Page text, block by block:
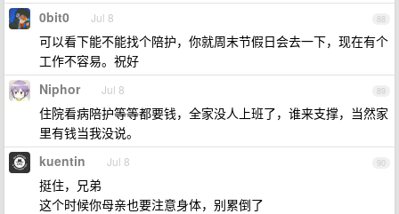
88
0bit0 Jul 8
可以看下能不能找个陪护，你就周末节假日会去一下，现在有个
工作不容易。祝好
89
Niphor Jul 8
住院看病陪护等等都要钱，全家没人上班了，谁来支撑，当然家
里有钱当我没说。
90
kuentin Jul 8
挺住，兄弟
这个时候你母亲也要注意身体，别累倒了